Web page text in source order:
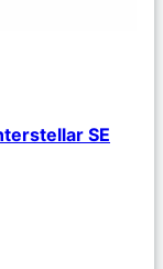
SE